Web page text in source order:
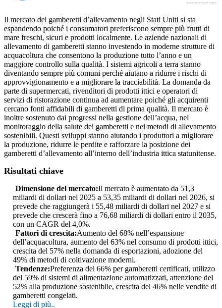
Il mercato dei gamberetti d’allevamento negli Stati Uniti si sta
espandendo poiché i consumatori preferiscono sempre più frutti di
mare freschi, sicuri e prodotti localmente. Le aziende nazionali di
allevamento di gamberetti stanno investendo in moderne strutture di
acquacoltura che consentono la produzione tutto l’anno e un
maggiore controllo sulla qualità. I sistemi agricoli a terra stanno
diventando sempre più comuni perché aiutano a ridurre i rischi di
approvvigionamento e a migliorare la tracciabilità. La domanda da
parte di supermercati, rivenditori di prodotti ittici e operatori di
servizi di ristorazione continua ad aumentare poiché gli acquirenti
cercano fonti affidabili di gamberetti di prima qualità. Il mercato è
inoltre sostenuto dai progressi nella gestione dell’acqua, nel
monitoraggio della salute dei gamberetti e nei metodi di allevamento
sostenibili. Questi sviluppi stanno aiutando i produttori a migliorare
la produzione, ridurre le perdite e rafforzare la posizione dei
gamberetti d’allevamento all’interno dell’industria ittica statunitense.
Risultati chiave
Dimensione del mercato:Il mercato è aumentato da 51,3
miliardi di dollari nel 2025 a 53,35 miliardi di dollari nel 2026, si
prevede che raggiungerà i 55,48 miliardi di dollari nel 2027 e si
prevede che crescerà fino a 76,68 miliardi di dollari entro il 2035,
con un CAGR del 4,0%.
Fattori di crescita:Aumento del 68% nell’espansione
dell’acquacoltura, aumento del 63% nel consumo di prodotti ittici,
crescita del 57% nella domanda di esportazioni, adozione del
49% di metodi di coltivazione moderni.
Tendenze:Preferenza del 66% per gamberetti certificati, utilizzo
del 59% di sistemi di alimentazione automatizzati, attenzione del
52% alla produzione sostenibile, crescita del 46% nelle vendite di
gamberetti congelati.
Leggi di più..